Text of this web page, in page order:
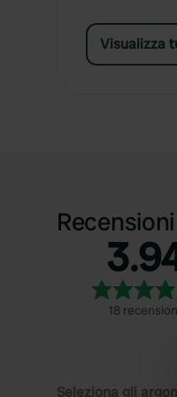
Visualizza
Recensioni
18
Seleziona gli